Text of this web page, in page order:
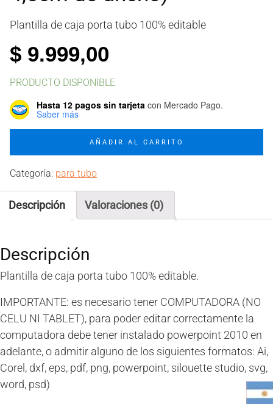
Plantilla de caja porta tubo 100% editable
$ 9.999,00
PRODUCTO DISPONIBLE
Hasta 12 pagos sin tarjeta con Mercado Pago.
Saber más
tubo
(tubo
10cm,
4,5cm
ancho)
cantidad
AÑADIR AL CARRITO
Categoría: para tubo
Descripción Valoraciones (0)
Descripción
Plantilla de caja porta tubo 100% editable.
IMPORTANTE: es necesario tener COMPUTADORA (NO
CELU NI TABLET), para poder editar correctamente la
computadora debe tener instalado powerpoint 2010 en
adelante, o admitir alguno de los siguientes formatos: Ai,
Corel, dxf, eps, pdf, png, powerpoint, silouette studio, svg,
word, psd)